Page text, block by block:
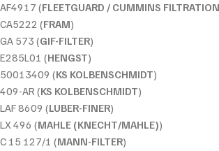
AF4917 (FLEETGUARD / CUMMINS FILTRATION
CA5222 (FRAM)
GA 573 (GIF-FILTER)
E285L01 (HENGST)
50013409 (KS KOLBENSCHMIDT)
409-AR (KS KOLBENSCHMIDT)
LAF 8609 (LUBER-FINER)
LX 496 (MAHLE (KNECHT/MAHLE))
C 15 127/1 (MANN-FILTER)